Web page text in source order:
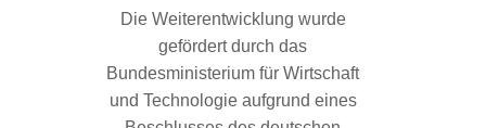
Die Weiterentwicklung wurde
gefördert durch das
Bundesministerium für Wirtschaft
und Technologie aufgrund eines